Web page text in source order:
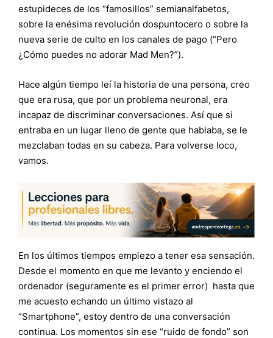
estupideces de los “famosillos” semianalfabetos,
sobre la enésima revolución dospuntocero o sobre la
nueva serie de culto en los canales de pago (“Pero
¿Cómo puedes no adorar Mad Men?”).
Hace algún tiempo leí la historia de una persona, creo
que era rusa, que por un problema neuronal, era
incapaz de discriminar conversaciones. Así que si
entraba en un lugar lleno de gente que hablaba, se le
mezclaban todas en su cabeza. Para volverse loco,
vamos.
En los últimos tiempos empiezo a tener esa sensación.
Desde el momento en que me levanto y enciendo el
ordenador (seguramente es el primer error) hasta que
me acuesto echando un último vistazo al
“Smartphone”, estoy dentro de una conversación
continua. Los momentos sin ese “ruido de fondo” son